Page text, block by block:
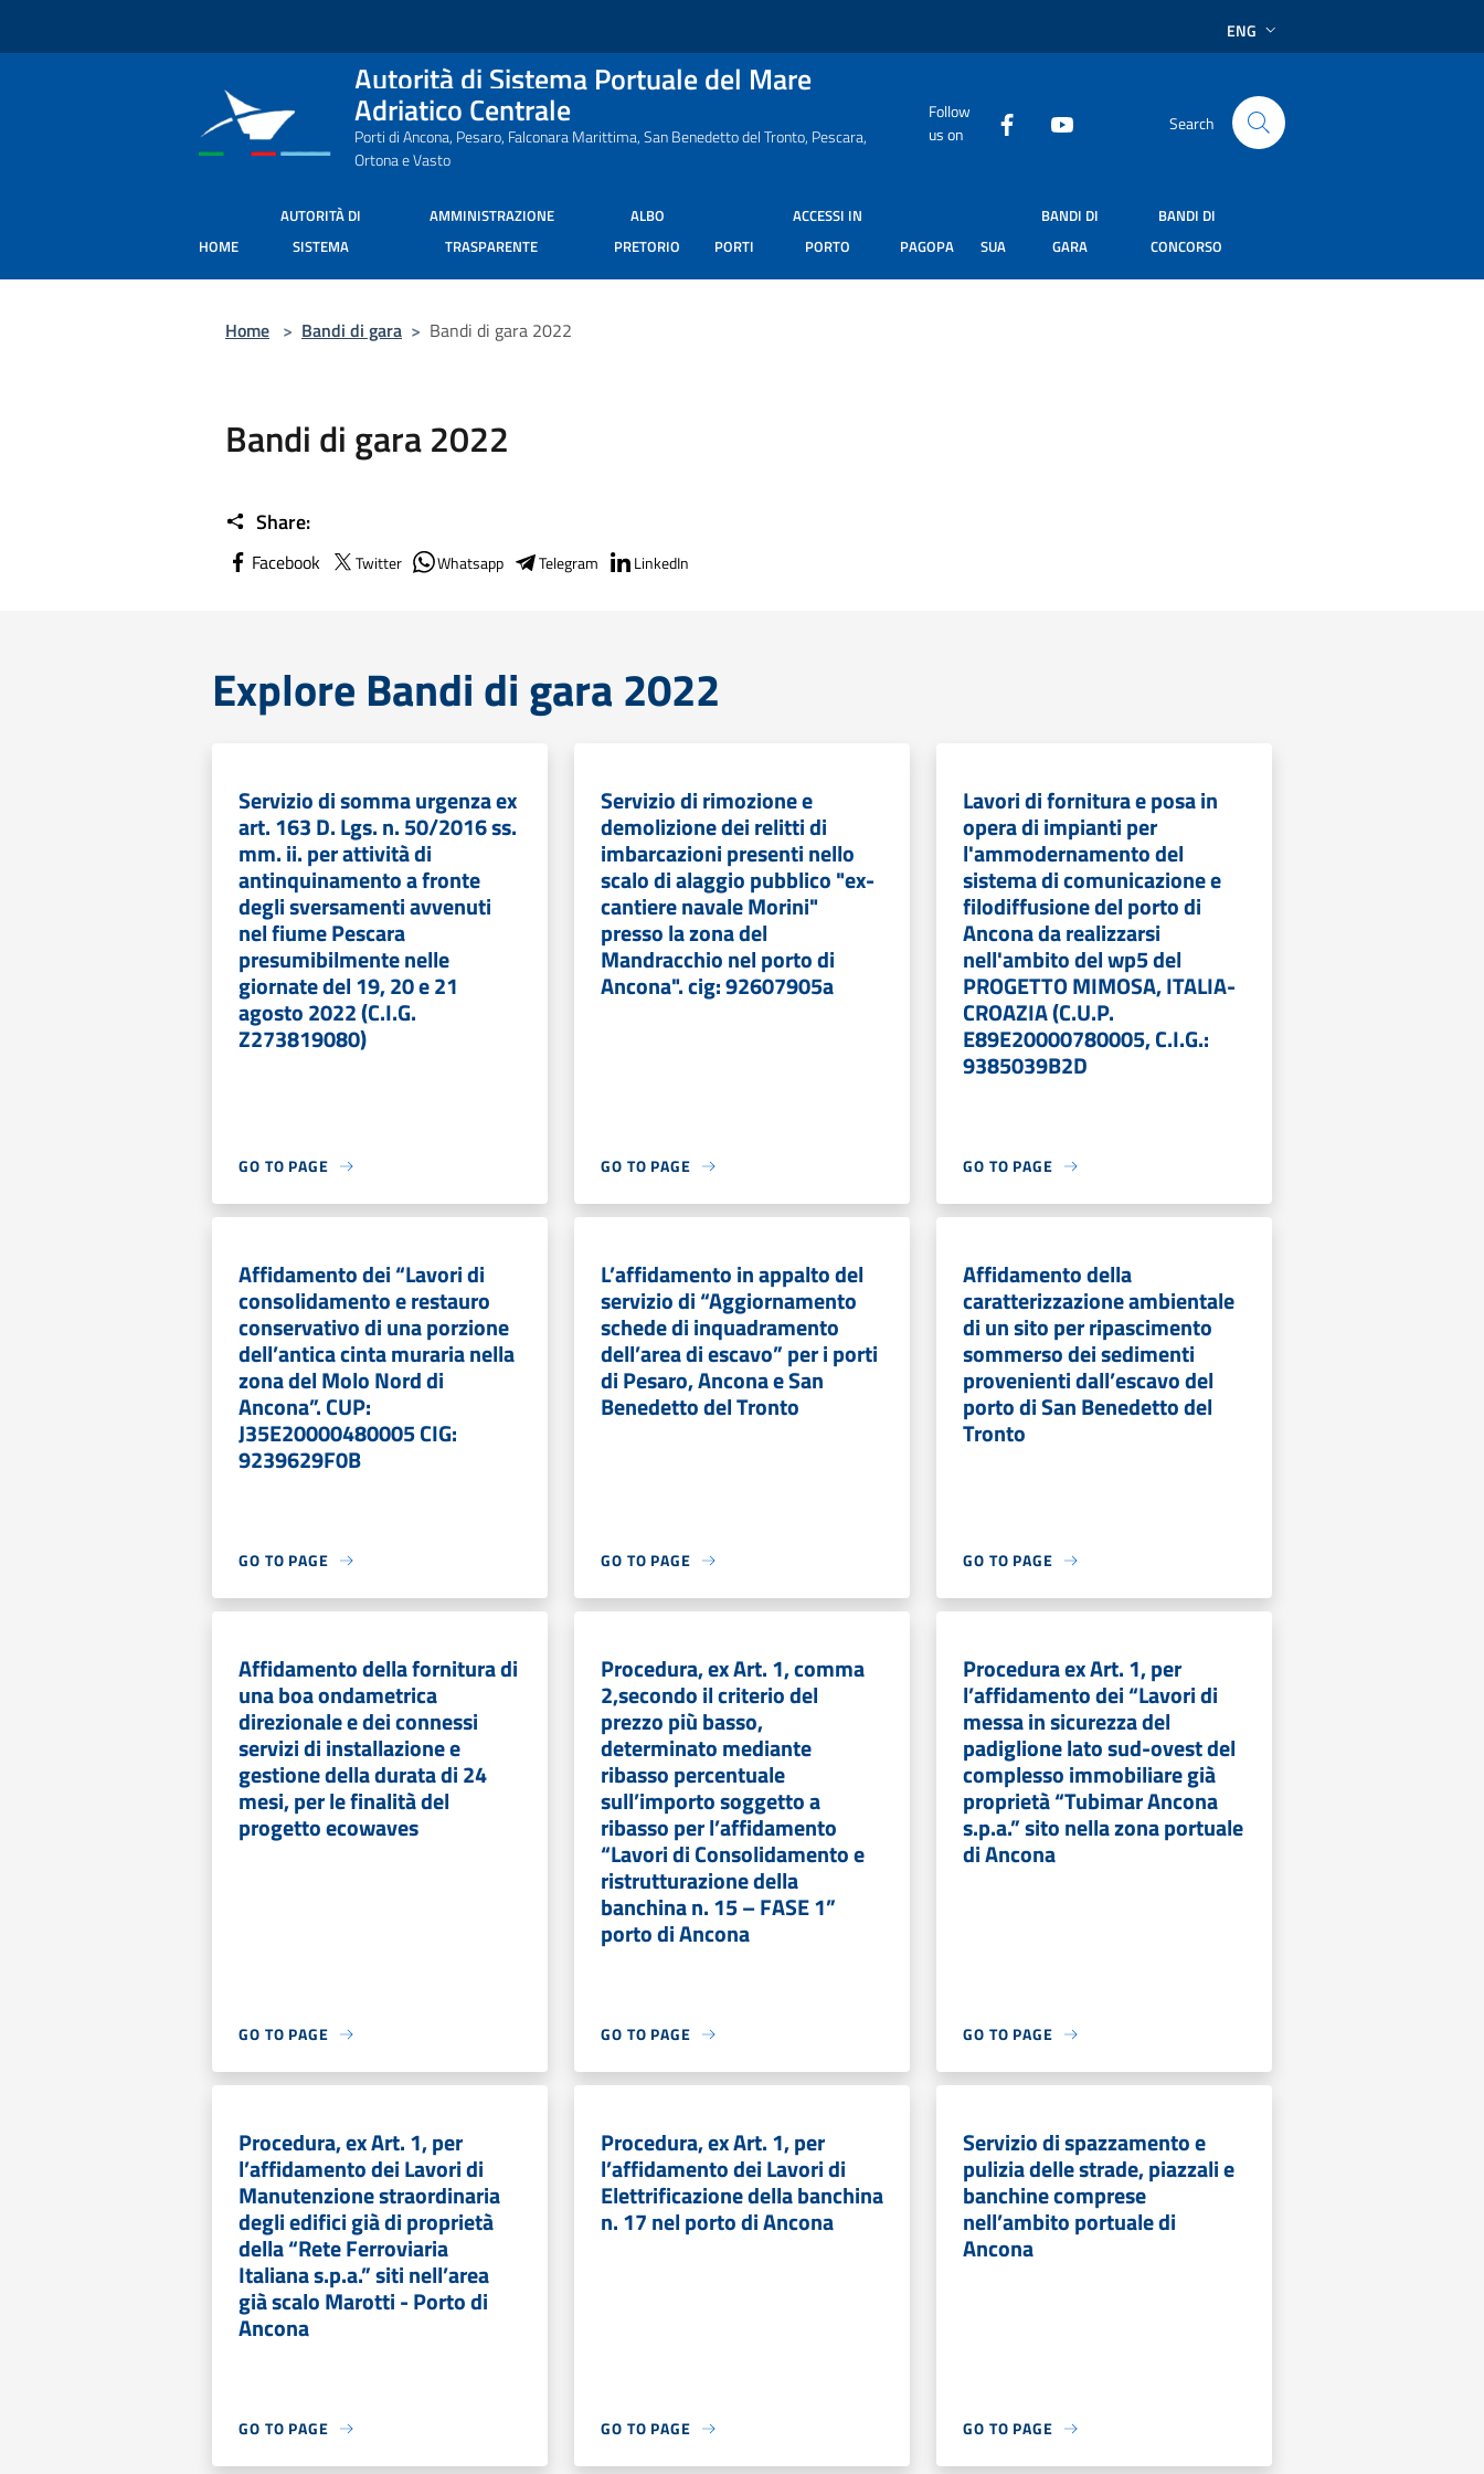
ENG
Autorità di Sistema Portuale del Mare
Adriatico Centrale
Porti di Ancona, Pesaro, Falconara Marittima, San Benedetto del Tronto, Pescara,
Ortona e Vasto
Follow
us on
Search
HOME
AUTORITÀ DI
SISTEMA
AMMINISTRAZIONE
TRASPARENTE
ALBO
PRETORIO
PORTI
ACCESSI IN
PORTO
PAGOPA SUA
BANDI DI
GARA
BANDI DI
CONCORSO
Home > Bandi di gara > Bandi di gara 2022
Bandi di gara 2022
Share:
Facebook Twitter Whatsapp Telegram LinkedIn
Explore Bandi di gara 2022
Servizio di somma urgenza ex
art. 163 D. Lgs. n. 50/2016 ss.
mm. ii. per attività di
antinquinamento a fronte
degli sversamenti avvenuti
nel fiume Pescara
presumibilmente nelle
giornate del 19, 20 e 21
agosto 2022 (C.I.G.
Z273819080)
GO TO PAGE
Servizio di rimozione e
demolizione dei relitti di
imbarcazioni presenti nello
scalo di alaggio pubblico "ex-
cantiere navale Morini"
presso la zona del
Mandracchio nel porto di
Ancona". cig: 92607905a
GO TO PAGE
Lavori di fornitura e posa in
opera di impianti per
l'ammodernamento del
sistema di comunicazione e
filodiffusione del porto di
Ancona da realizzarsi
nell'ambito del wp5 del
PROGETTO MIMOSA, ITALIA-
CROAZIA (C.U.P.
E89E20000780005, C.I.G.:
9385039B2D
GO TO PAGE
Affidamento dei “Lavori di
consolidamento e restauro
conservativo di una porzione
dell’antica cinta muraria nella
zona del Molo Nord di
Ancona”. CUP:
J35E20000480005 CIG:
9239629F0B
GO TO PAGE
L’affidamento in appalto del
servizio di “Aggiornamento
schede di inquadramento
dell’area di escavo” per i porti
di Pesaro, Ancona e San
Benedetto del Tronto
GO TO PAGE
Affidamento della
caratterizzazione ambientale
di un sito per ripascimento
sommerso dei sedimenti
provenienti dall’escavo del
porto di San Benedetto del
Tronto
GO TO PAGE
Affidamento della fornitura di
una boa ondametrica
direzionale e dei connessi
servizi di installazione e
gestione della durata di 24
mesi, per le finalità del
progetto ecowaves
GO TO PAGE
Procedura, ex Art. 1, comma
2,secondo il criterio del
prezzo più basso,
determinato mediante
ribasso percentuale
sull’importo soggetto a
ribasso per l’affidamento
“Lavori di Consolidamento e
ristrutturazione della
banchina n. 15 – FASE 1”
porto di Ancona
GO TO PAGE
Procedura ex Art. 1, per
l’affidamento dei “Lavori di
messa in sicurezza del
padiglione lato sud-ovest del
complesso immobiliare già
proprietà “Tubimar Ancona
s.p.a.” sito nella zona portuale
di Ancona
GO TO PAGE
Procedura, ex Art. 1, per
l’affidamento dei Lavori di
Manutenzione straordinaria
degli edifici già di proprietà
della “Rete Ferroviaria
Italiana s.p.a.” siti nell’area
già scalo Marotti - Porto di
Ancona
GO TO PAGE
Procedura, ex Art. 1, per
l’affidamento dei Lavori di
Elettrificazione della banchina
n. 17 nel porto di Ancona
GO TO PAGE
Servizio di spazzamento e
pulizia delle strade, piazzali e
banchine comprese
nell’ambito portuale di
Ancona
GO TO PAGE